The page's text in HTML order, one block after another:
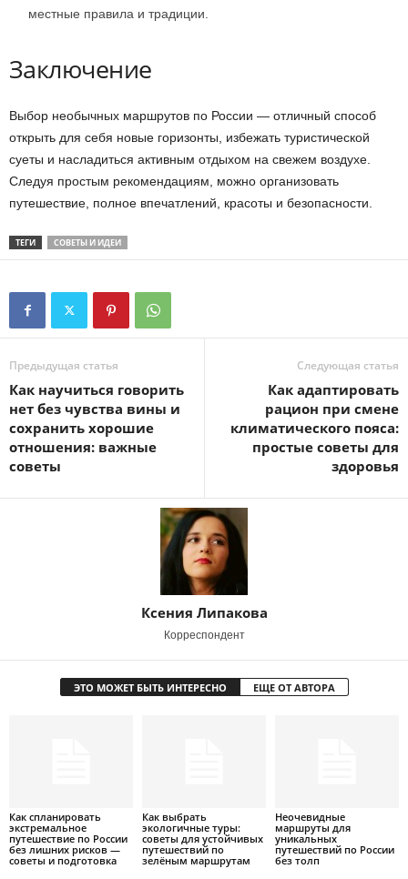
местные правила и традиции.
Заключение
Выбор необычных маршрутов по России — отличный способ
открыть для себя новые горизонты, избежать туристической
суеты и насладиться активным отдыхом на свежем воздухе.
Следуя простым рекомендациям, можно организовать
путешествие, полное впечатлений, красоты и безопасности.
ТЕГИ СОВЕТЫ И ИДЕИ
Предыдущая статья
Как научиться говорить
нет без чувства вины и
сохранить хорошие
отношения: важные
советы
Следующая статья
Как адаптировать
рацион при смене
климатического пояса:
простые советы для
здоровья
Ксения Липакова
Корреспондент
ЭТО МОЖЕТ БЫТЬ ИНТЕРЕСНО ЕЩЕ ОТ АВТОРА
Как спланировать
экстремальное
путешествие по России
без лишних рисков —
советы и подготовка
Как выбрать
экологичные туры:
советы для устойчивых
путешествий по
зелёным маршрутам
Неочевидные
маршруты для
уникальных
путешествий по России
без толп